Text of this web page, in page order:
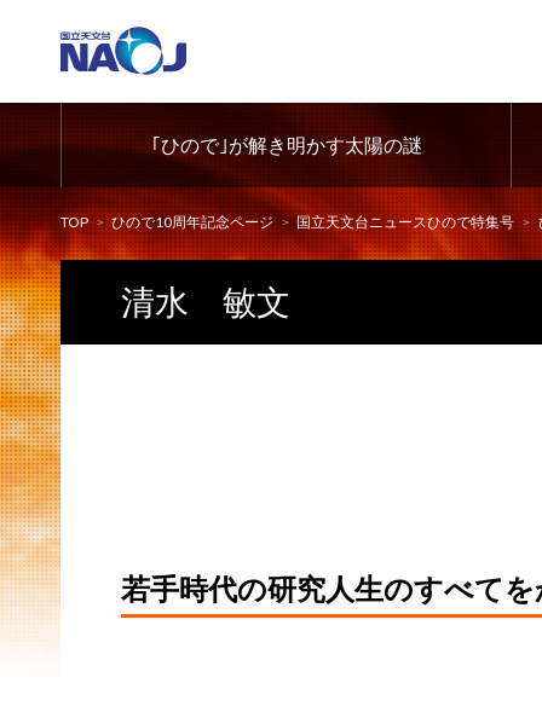
｢ひので｣が解き明かす太陽の謎
TOP ひので10周年記念ページ 国立天文台ニュースひので特集号
清水 敏文
若手時代の研究人生のすべて